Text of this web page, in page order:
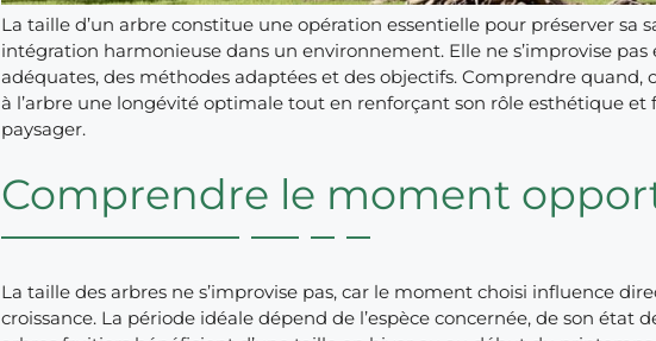
La taille d’un arbre constitue une opération essentielle pour préserver sa
intégration harmonieuse dans un environnement. Elle ne s’improvise
adéquates, des méthodes adaptées et des objectifs. Comprendre
à l’arbre une longévité optimale tout en renforçant son rôle esthétique et
paysager.
Comprendre le moment
La taille des arbres ne s’improvise pas, car le moment choisi influence
croissance. La période idéale dépend de l’espèce concernée, de son état